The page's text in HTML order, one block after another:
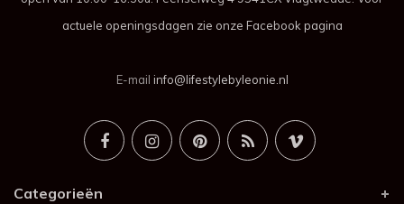
actuele openingsdagen zie onze Facebook pagina
E-mail info@lifestylebyleonie.nl
Categorieën